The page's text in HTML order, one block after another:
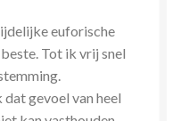
euforische
Tot ik vrij snel
gevoel van heel